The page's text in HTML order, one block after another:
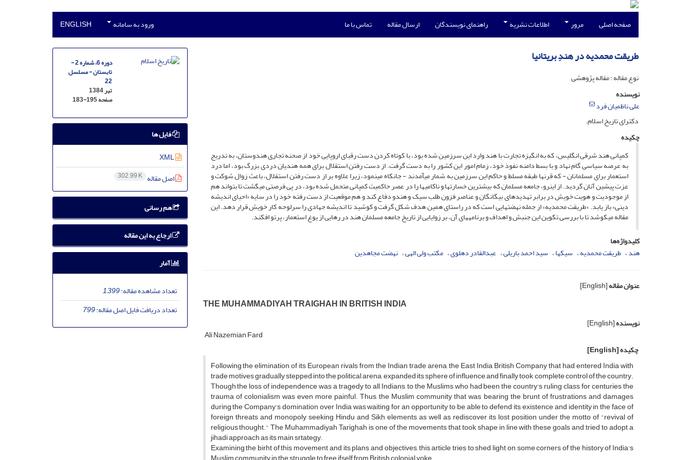
صفحه اصلی مرور اطلاعات نشریه راهنمای نویسندگان ارسال مقاله تماس با ما ورود به سامانه ENGLISH
طریقت محمدیه در هندِ بریتانیا
نوع مقاله : مقاله پژوهشی
نویسنده
علی ناظمیان فرد
دکتراى تاریخ اسلام.
چکیده
کمپانى هند شرقى انگلیس، که به انگیزه تجارت با هند وارد این سرزمین شده بود، با کوتاه کردن دست رقباى اروپایى خود از صحنه تجارى هندوستان، به تدریج
به عرصه سیاسى گام نهاد و با بسط دامنه نفوذ خود، زمام امور این کشور را به دست گرفت. از دست رفتن استقلال براى همه هندیان دردى بزرگ بود، اما درد
استعمار براى مسلمانان - که قرن‏ها طبقه مسلط و حاکم این سرزمین به شمار مى‏آمدند - جان‏کاه مى‏نمود، زیرا علاوه بر از دست رفتن استقلال، باعث زوال شوکت و
عزت پیشین آنان گردید. از این‏رو، جامعه مسلمان که بیشترین خسارت‏ها و ناکامى‏ها را در عصر حاکمیت کمپانى متحمل شده بود، در پى فرصتى مى‏گشت تا بتواند هم
از موجودیت و هویت خویش در برابر تهدیدهاى بیگانگان و عناصر فزون طلب سیک و هندو دفاع کند و هم موقعیت از دست رفته خود را در سایه «احیاى اندیشه
دینى» باز یابد. «طریقت محمدیه» از جمله نهضت‏هایى است که در راستاى همین هدف شکل گرفت و کوشید تا اندیشه جهادى را سرلوحه کار خویش قرار دهد. این
مقاله مى‏کوشد تا با بررسى تکوین این جنبش و اهداف و برنامه‏هاى آن، بر زوایایى از تاریخ جامعه مسلمان هند در رهایى از یوغ استعمار، پرتو افکند.
کلیدواژه‌ها
هند طریقت محمدیه سیک‏ها سید احمد باریلى عبدالقادر دهلوى مکتب ولى الهى نهضت مجاهدین
عنوان مقاله[English]
THE MUHAMMADIYAH TRAIGHAH IN BRITISH INDIA
نویسنده[English]
Ali Nazemian Fard
چکیده[English]
Following the elimination of its European rivals from the Indian trade arena, the East India British Company that had entered India with
trade motives gradually stepped into the political arena, expanded its sphere of influence and finally took complete control of the country.
Though the loss of independence was a tragedy to all Indians, to the Muslims who had been the country's ruling class for centuries the
trauma of colonialism was even more painful. Thus, the Muslim community that was bearing the brunt of frustrations and damages
during the Company's domination over India was waiting for an opportunity to be able to defend its existence and identity in the face of
foreign threats and monopoly seeking Hindu and Sikh elements as well as rediscover its lost position under the motto of "revival of
religious thought." The Muhammadiyah Tarighah is one of the movements that took shape in line with these goals and tried to adopt a
jihadi approach as its main srtategy.
Examining the birht of this movement and its plans and objectives, this article tries to shed light on some corners of the history of India's
دوره 6، شماره 2 -
تابستان - مسلسل
22
تیر 1384
صفحه183-195
فایل ها
XML
اصل مقاله 302.99 K
هم رسانی
ارجاع به این مقاله
آمار
تعداد مشاهده مقاله:1,399
تعداد دریافت فایل اصل مقاله:799